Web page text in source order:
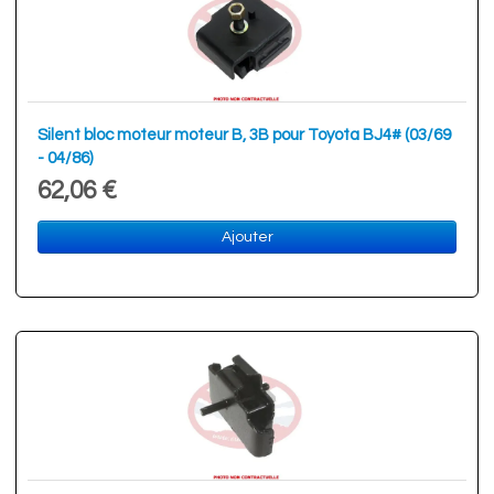
Silent bloc moteur moteur B, 3B pour Toyota BJ4# (03/69
- 04/86)
62,06 €
Ajouter